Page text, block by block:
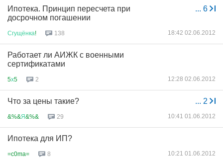
... 6
Ипотека. Принцип пересчета при
досрочном погашении
Сгущёнка! 138 18:42 02.06.2012
Работает ли АИЖК с военными
сертификатами
5х5 2 12:28 02.06.2012
... 2
Что за цены такие?
&%&Я&%& 29 10:41 01.06.2012
Ипотека для ИП?
=c0ma= 8 10:21 01.06.2012